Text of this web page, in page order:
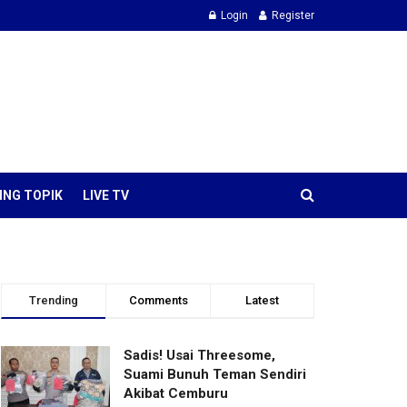
Login Register
TOPIK LIVE TV
Trending Comments Latest
Sadis! Usai Threesome,
Suami Bunuh Teman Sendiri
Akibat Cemburu